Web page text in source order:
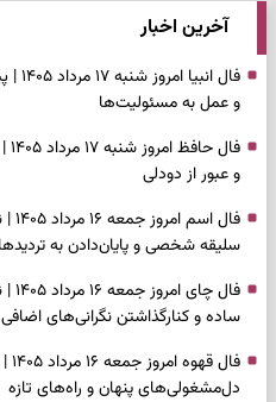
آخرین اخبار
فال
و عمل به مسئولیت‌ها
و عبور از دودلی
سلیقه شخصی و پایان‌دادن به تردیدها
ساده و کنارگذاشتن نگرانی‌های اضافی
دل‌مشغولی‌های پنهان و راه‌های تازه